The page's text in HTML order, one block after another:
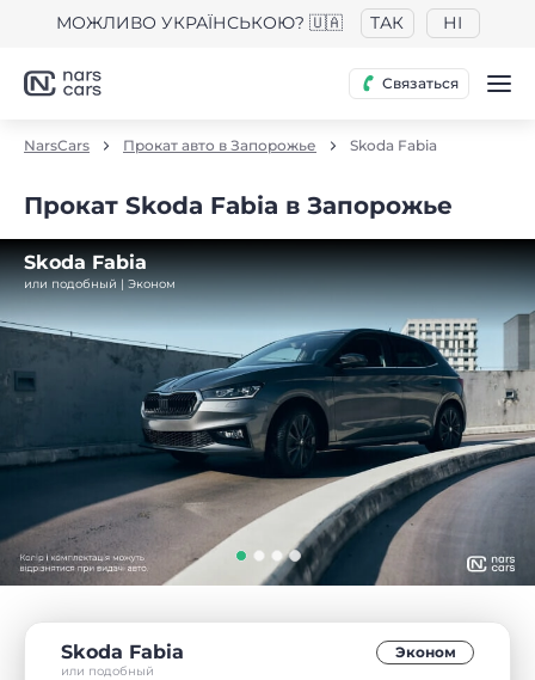
МОЖЛИВО УКРАЇНСЬКОЮ? 🇺🇦 ТАК НІ
Связаться
NarsCars Прокат авто в Запорожье Skoda Fabia
Прокат Skoda Fabia в Запорожье
Skoda Fabia
или подобный | Эконом
Skoda Fabia
или подобный
Эконом